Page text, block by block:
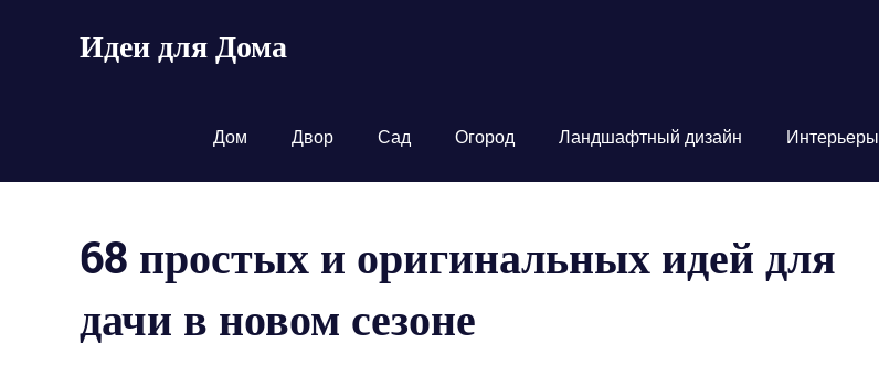
Идеи для Дома
Дом Двор Сад Огород Ландшафтный дизайн Интерьеры
68 простых и оригинальных идей для
дачи в новом сезоне